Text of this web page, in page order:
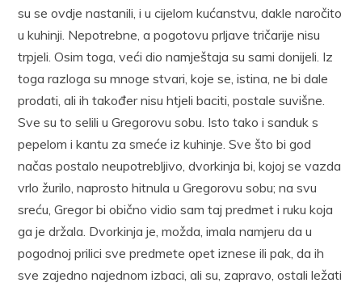
su se ovdje nastanili, i u cijelom kućanstvu, dakle naročito
u kuhinji. Nepotrebne, a pogotovu prljave tričarije nisu
trpjeli. Osim toga, veći dio namještaja su sami donijeli. Iz
toga razloga su mnoge stvari, koje se, istina, ne bi dale
prodati, ali ih također nisu htjeli baciti, postale suvišne.
Sve su to selili u Gregorovu sobu. Isto tako i sanduk s
pepelom i kantu za smeće iz kuhinje. Sve što bi god
načas postalo neupotrebljivo, dvorkinja bi, kojoj se vazda
vrlo žurilo, naprosto hitnula u Gregorovu sobu; na svu
sreću, Gregor bi obično vidio sam taj predmet i ruku koja
ga je držala. Dvorkinja je, možda, imala namjeru da u
pogodnoj prilici sve predmete opet iznese ili pak, da ih
sve zajedno najednom izbaci, ali su, zapravo, ostali ležati